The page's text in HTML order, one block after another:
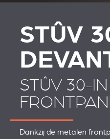
STÛV
STÛV 30-IN
Dankzij de metalen